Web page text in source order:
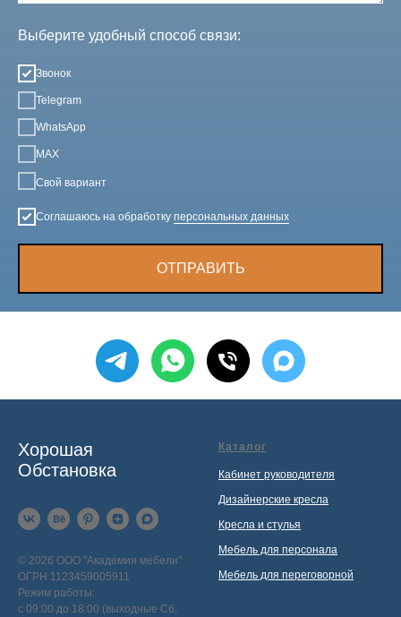
Выберите удобный способ связи:
Звонок
Telegram
WhatsApp
MAX
Свой вариант
Соглашаюсь на обработку персональных данных
ОТПРАВИТЬ
Хорошая
Обстановка
© 2026 ООО "Академия мебели"
ОГРН 1123459005911
Режим работы:
с 09:00 до 18:00 (выходные Сб,
Каталог
Кабинет руководителя
Дизайнерские кресла
Кресла и стулья
Мебель для персонала
Мебель для переговорной